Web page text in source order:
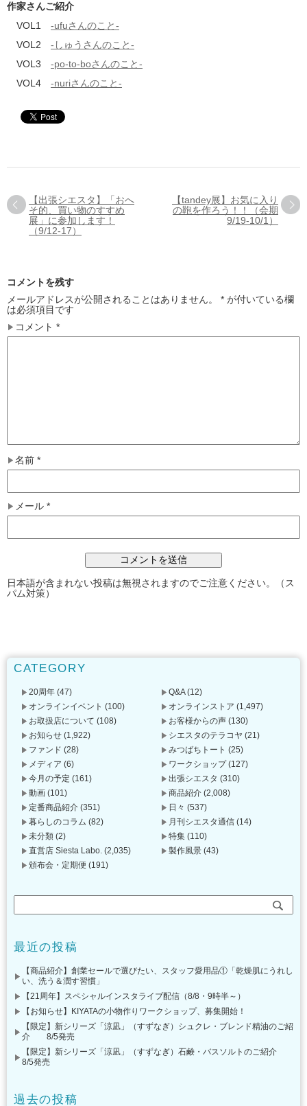
作家さんご紹介
VOL1 -ufuさんのこと-
VOL2 -しゅうさんのこと-
VOL3 -po-to-boさんのこと-
VOL4 -nuriさんのこと-
【出張シエスタ】「おへ
そ的、買い物のすすめ
展」に参加します！
（9/12-17）
【tandey展】お気に入り
の鞄を作ろう！！（会期
9/19-10/1）
コメントを残す
メールアドレスが公開されることはありません。
* が付いている欄
は必須項目です
コメント *
名前 *
メール *
日本語が含まれない投稿は無視されますのでご注意ください。（ス
パム対策）
CATEGORY
20周年 (47) Q&A(12)
オンラインイベント (100) オンラインストア (1,497)
お取扱店について (108) お客様からの声 (130)
お知らせ (1,922) シエスタのテラコヤ (21)
ファンド (28) みつばちトート (25)
メディア (6) ワークショップ(127)
今月の予定 (161) 出張シエスタ (310)
動画 (101) 商品紹介 (2,008)
定番商品紹介 (351) 日々 (537)
暮らしのコラム (82) 月刊シエスタ通信 (14)
未分類 (2) 特集 (110)
直営店 Siesta Labo. (2,035) 製作風景 (43)
頒布会・定期便 (191)
最近の投稿
【商品紹介】創業セールで選びたい、スタッフ愛用品①「乾燥肌にうれし
い、洗う＆潤す習慣」
【21周年】スペシャルインスタライブ配信（8/8・9時半～）
【お知らせ】KIYATAの小物作りワークショップ、募集開始！
【限定】新シリーズ「涼凪」（すずなぎ）シュクレ・ブレンド精油のご紹
介 8/5発売
【限定】新シリーズ「涼凪」（すずなぎ）石鹸・バスソルトのご紹介
8/5発売
過去の投稿